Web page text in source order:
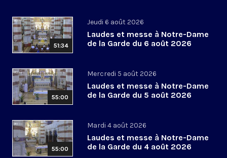
51:34
Jeudi 6 août 2026
Laudes et messe à Notre-Dame
de la Garde du 6 août 2026
55:00
Mercredi 5 août 2026
Laudes et messe à Notre-Dame
de la Garde du 5 août 2026
55:00
Mardi 4 août 2026
Laudes et messe à Notre-Dame
de la Garde du 4 août 2026